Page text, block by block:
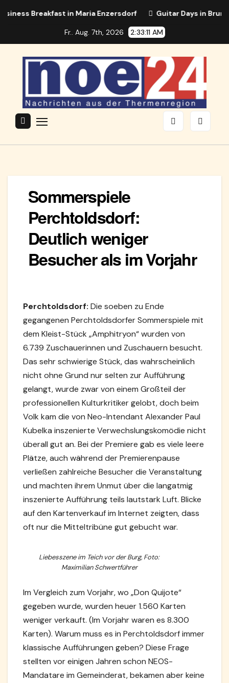
Breakfast in Maria Enzersdorf Guitar Days in Brunn
Fr.. Aug. 7th, 2026 2:33:11 AM
Sommerspiele
Perchtoldsdorf:
Deutlich weniger
Besucher als im Vorjahr
Perchtoldsdorf: Die soeben zu Ende
gegangenen Perchtoldsdorfer Sommerspiele mit
dem Kleist-Stück „Amphitryon“ wurden von
6.739 Zuschauerinnen und Zuschauern besucht.
Das sehr schwierige Stück, das wahrscheinlich
nicht ohne Grund nur selten zur Aufführung
gelangt, wurde zwar von einem Großteil der
professionellen Kulturkritiker gelobt, doch beim
Volk kam die von Neo-Intendant Alexander Paul
Kubelka inszenierte Verwechslungskomödie nicht
überall gut an. Bei der Premiere gab es viele leere
Plätze, auch während der Premierenpause
verließen zahlreiche Besucher die Veranstaltung
und machten ihrem Unmut über die langatmig
inszenierte Aufführung teils lautstark Luft. Blicke
auf den Kartenverkauf im Internet zeigten, dass
oft nur die Mitteltribüne gut gebucht war.
Liebesszene im Teich vor der Burg, Foto:
Maximilian Schwertführer
Im Vergleich zum Vorjahr, wo „Don Quijote“
gegeben wurde, wurden heuer 1.560 Karten
weniger verkauft. (Im Vorjahr waren es 8.300
Karten). Warum muss es in Perchtoldsdorf immer
klassische Aufführungen geben? Diese Frage
stellten vor einigen Jahren schon NEOS-
Mandatare im Gemeinderat, bekamen aber keine